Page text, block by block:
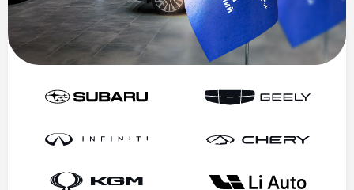
ГРУППА КОМПАНИЙ
«У СЕРВИС+»